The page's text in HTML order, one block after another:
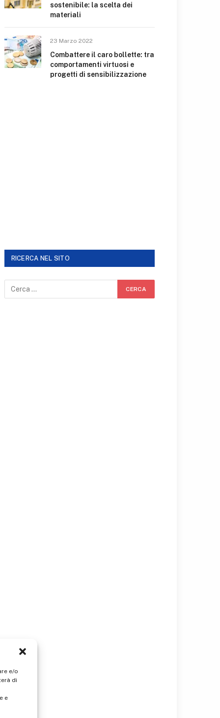
e/o
di
e
sostenibile: la scelta dei
materiali
23 Marzo 2022
Combattere il caro bollette: tra
comportamenti virtuosi e
progetti di sensibilizzazione
RICERCA NEL SITO